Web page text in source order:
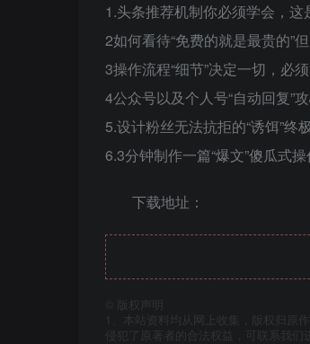
1.头条推荐机制你必须学会，这
2如何看待“免费的就是最贵的”
3操作流程“细节”决定一切，必
4公众号以及个人号“自动回复”
5.设计粉丝无法抗拒的“诱饵”终
6.3分钟制作一篇“爆文”傻瓜式操
下载地址：
版权声明
1、本站资料均从网上收集，版权归原
侵犯了原著者的合法权益，可联系我们